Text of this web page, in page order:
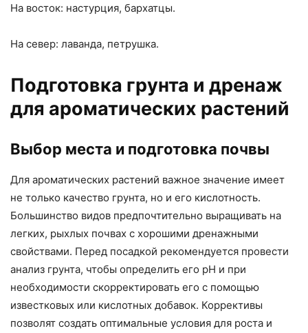
На восток: настурция, бархатцы.
На север: лаванда, петрушка.
Подготовка грунта и дренаж
для ароматических растений
Выбор места и подготовка почвы
Для ароматических растений важное значение имеет
не только качество грунта, но и его кислотность.
Большинство видов предпочтительно выращивать на
легких, рыхлых почвах с хорошими дренажными
свойствами. Перед посадкой рекомендуется провести
анализ грунта, чтобы определить его pH и при
необходимости скорректировать его с помощью
известковых или кислотных добавок. Коррективы
позволят создать оптимальные условия для роста и